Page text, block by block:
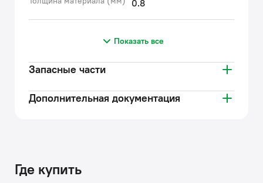
0.8
Показать все
Запасные части
Дополнительная документация
Где купить